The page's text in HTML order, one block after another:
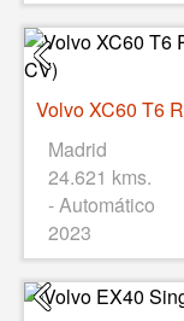
Madrid
24.621 kms.
- Automático
2023